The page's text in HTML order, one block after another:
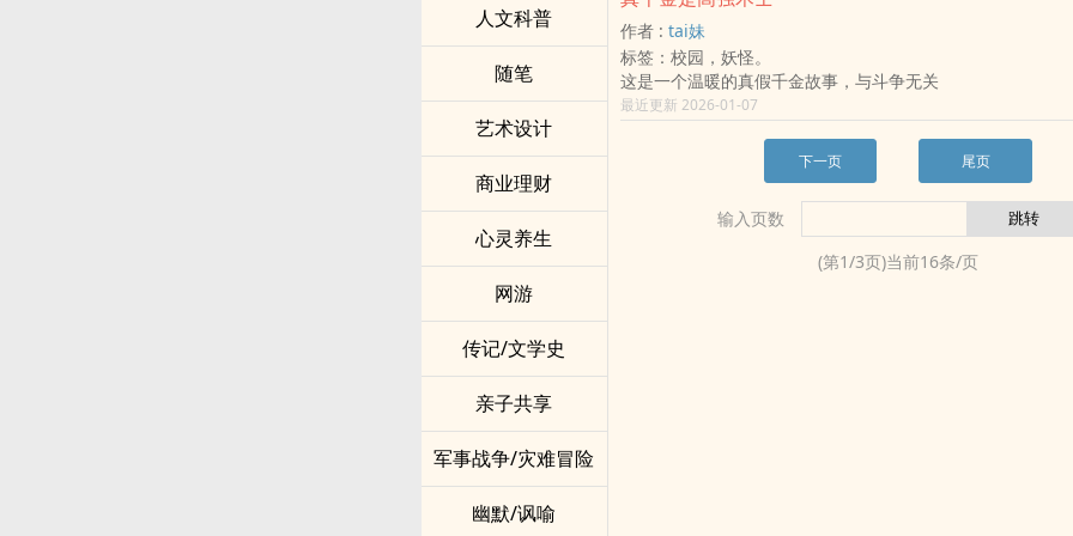
人文科普
随笔
艺术设计
商业理财
心灵养生
网游
传记/文学史
亲子共享
军事战争/灾难冒险
幽默/讽喻
混乱与哀鸣，终于忍不住咆哮： 「厉霆琛，你这不是爱，你
毒啊！」
而总裁只是邪魅一笑，修长的手指滑过萤幕： 「女人，妳这
我，刚好更新了防火墙。」
作者 : tai妹
标签：校园，妖怪。
这是一个温暖的真假千金故事，与斗争无关
最近更新 2026-01-07
下一页 尾页
输入页数
(第1/3页)当前16条/页